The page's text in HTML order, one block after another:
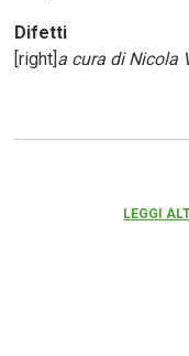
Difetti
[right]a cura di Nicola
LEGGI